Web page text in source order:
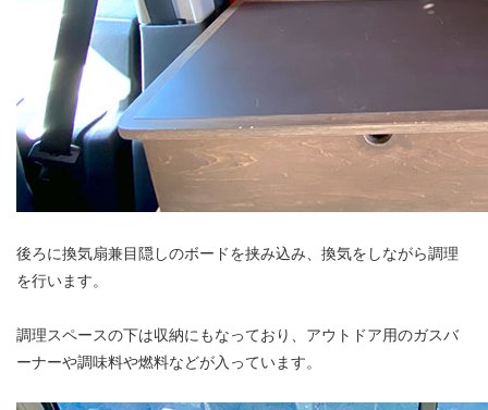
後ろに換気扇兼目隠しのボードを挟み込み、換気をしながら調理
を行います。
調理スペースの下は収納にもなっており、アウトドア用のガスバ
ーナーや調味料や燃料などが入っています。